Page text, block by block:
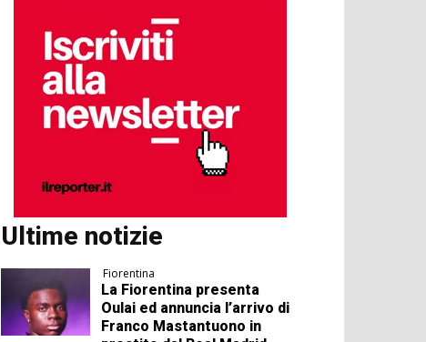
Ultime notizie
Fiorentina
La Fiorentina presenta
Oulai ed annuncia l’arrivo di
Franco Mastantuono in